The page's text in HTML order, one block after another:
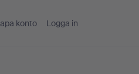
konto Logga in